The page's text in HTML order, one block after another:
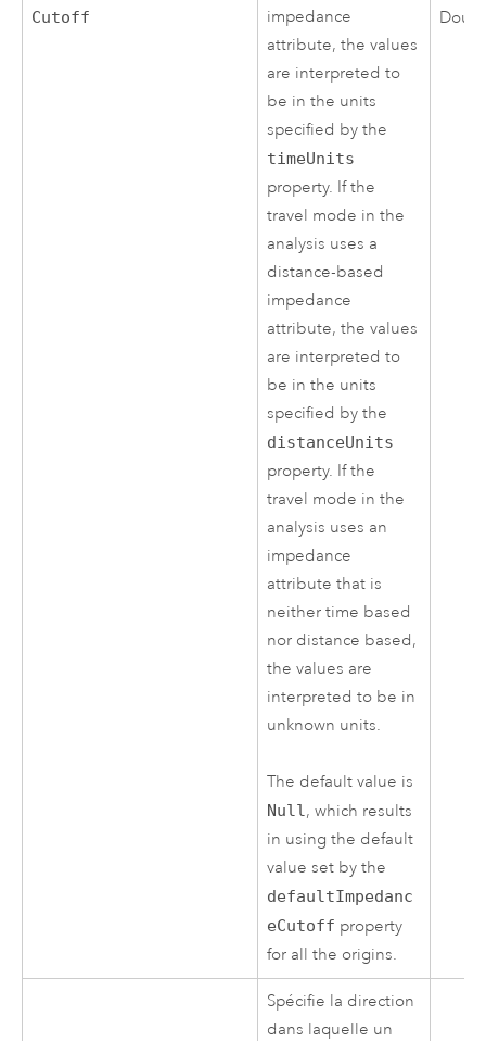
Cutoff
impedance
attribute, the values
are interpreted to
be in the units
specified by the
timeUnits
property. If the
travel mode in the
analysis uses a
distance-based
impedance
attribute, the values
are interpreted to
be in the units
specified by the
distanceUnits
property. If the
travel mode in the
analysis uses an
impedance
attribute that is
neither time based
nor distance based,
the values are
interpreted to be in
unknown units.
The default value is
Null, which results
in using the default
value set by the
defaultImpedanc
eCutoff property
for all the origins.
Spécifie la direction
dans laquelle un